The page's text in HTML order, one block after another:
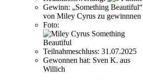
Gewinn: „Something Beautiful“
von Miley Cyrus zu gewinnnen
Foto:
Teilnahmeschluss: 31.07.2025
Gewonnen hat: Sven K. aus
Willich